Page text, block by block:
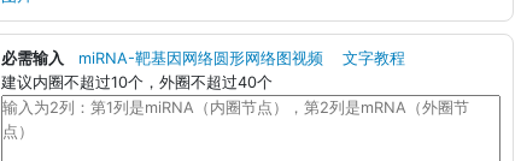
必需输入 miRNA-靶基因网络圆形网络图视频
文字教程
建议内圈不超过10个，外圈不超过40个